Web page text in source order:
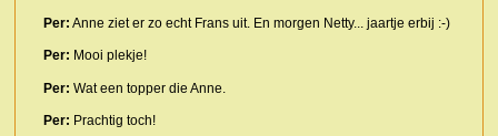
Per: Anne ziet er zo echt Frans uit. En morgen Netty... jaartje erbij :-)
Per: Mooi plekje!
Per: Wat een topper die Anne.
Per: Prachtig toch!